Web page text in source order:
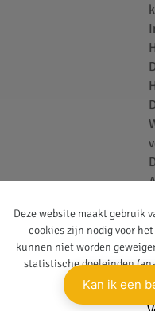
Deze website maakt gebruik
cookies zijn nodig voor
kunnen niet worden
statistische doeleinden